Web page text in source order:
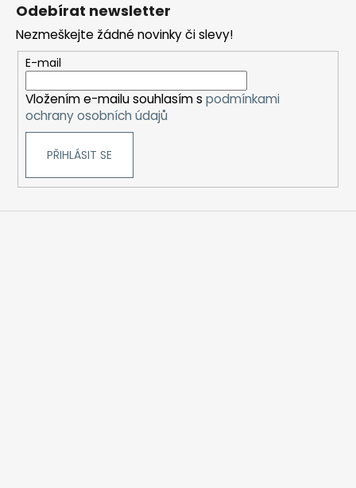
Odebírat newsletter
Nezmeškejte žádné novinky či slevy!
E-mail
Vložením e-mailu souhlasím s podmínkami
ochrany osobních údajů
PŘIHLÁSIT SE